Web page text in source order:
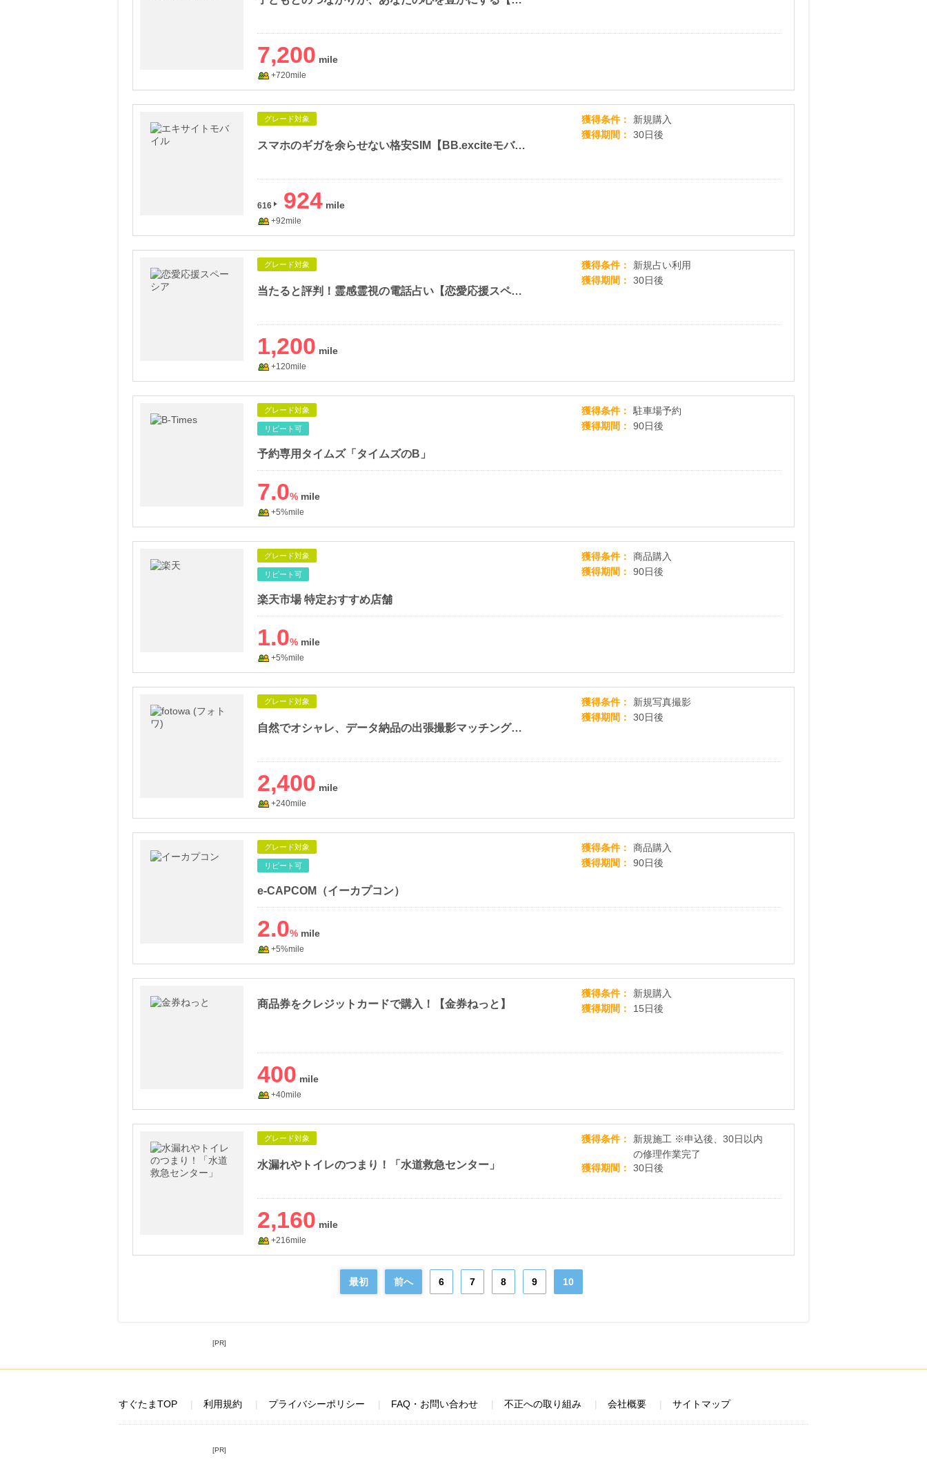
7,200
+720mile
グレード対象
スマホのギガを余らせない格安SIM【BB.exciteモバイル】
獲得条件
新規購入
獲得期間
30日後
616 924
+92mile
グレード対象
当たると評判！霊感霊視の電話占い【恋愛応援スペーシア】
獲得条件
新規占い利用
獲得期間
30日後
1,200
+120mile
グレード対象
リピート可
予約専用タイムズ「タイムズのB」
獲得条件
駐車場予約
獲得期間
90日後
7.0%
+5%mile
グレード対象
リピート可
楽天市場 特定おすすめ店舗
獲得条件
商品購入
獲得期間
90日後
1.0%
+5%mile
グレード対象
自然でオシャレ、データ納品の出張撮影マッチングサービス【fotowa (フォトワ) 】
獲得条件
新規写真撮影
獲得期間
30日後
2,400
+240mile
グレード対象
リピート可
e-CAPCOM（イーカプコン）
獲得条件
商品購入
獲得期間
90日後
2.0%
+5%mile
商品券をクレジットカードで購入！【金券ねっと】
獲得条件
新規購入
獲得期間
15日後
400
+40mile
グレード対象
水漏れやトイレのつまり！「水道救急センター」
獲得条件
新規施工 ※申込後、30日以内
の修理作業完了
獲得期間
30日後
2,160
+216mile
最初 前へ 6 7 8 9 10
[PR]
すぐたまTOP 利用規約 プライバシーポリシー FAQ・お問い合わせ 不正への取り組み 会社概要 サイトマップ
[PR]